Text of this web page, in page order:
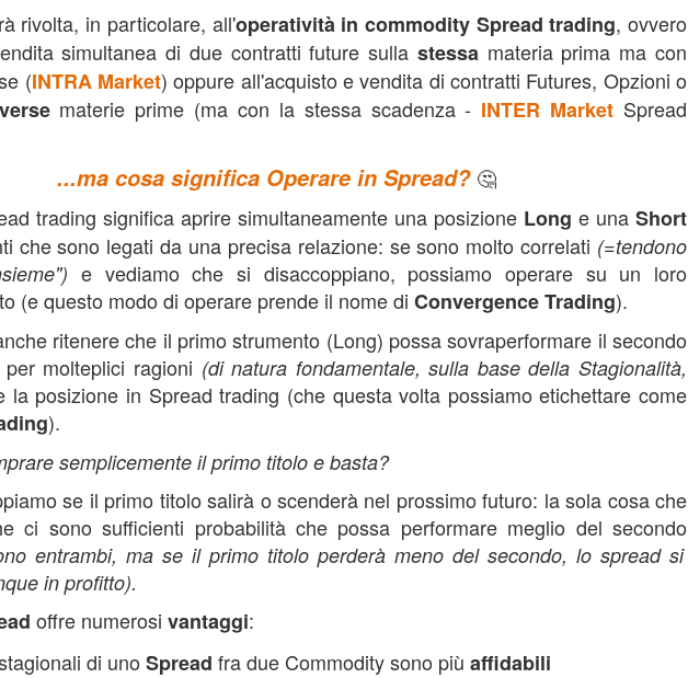
rivolta, in particolare, all'operatività in commodity Spread trading, ovvero
simultanea di due contratti future sulla stessa materia prima ma con
(INTRA Market) oppure all'acquisto e vendita di contratti Futures, Opzioni o
materie prime (ma con la stessa scadenza - INTER Market Spread
...ma cosa significa Operare in Spread? 🤔
trading significa aprire simultaneamente una posizione Long e una Short
che sono legati da una precisa relazione: se sono molto correlati (=tendono
e vediamo che si disaccoppiano, possiamo operare su un loro
(e questo modo di operare prende il nome di Convergence Trading).
ritenere che il primo strumento (Long) possa sovraperformare il secondo
molteplici ragioni (di natura fondamentale, sulla base della Stagionalità,
la posizione in Spread trading (che questa volta possiamo etichettare come
).
semplicemente il primo titolo e basta?
se il primo titolo salirà o scenderà nel prossimo futuro: la sola cosa che
ci sono sufficienti probabilità che possa performare meglio del secondo
entrambi, ma se il primo titolo perderà meno del secondo, lo spread si
in profitto).
offre numerosi vantaggi:
di uno Spread fra due Commodity sono più affidabili